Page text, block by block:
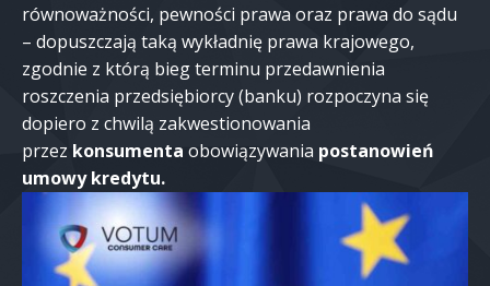
równoważności, pewności prawa oraz prawa do sądu
– dopuszczają taką wykładnię prawa krajowego,
zgodnie z którą bieg terminu przedawnienia
roszczenia przedsiębiorcy (banku) rozpoczyna się
dopiero z chwilą zakwestionowania
przez konsumenta obowiązywania postanowień
umowy kredytu.